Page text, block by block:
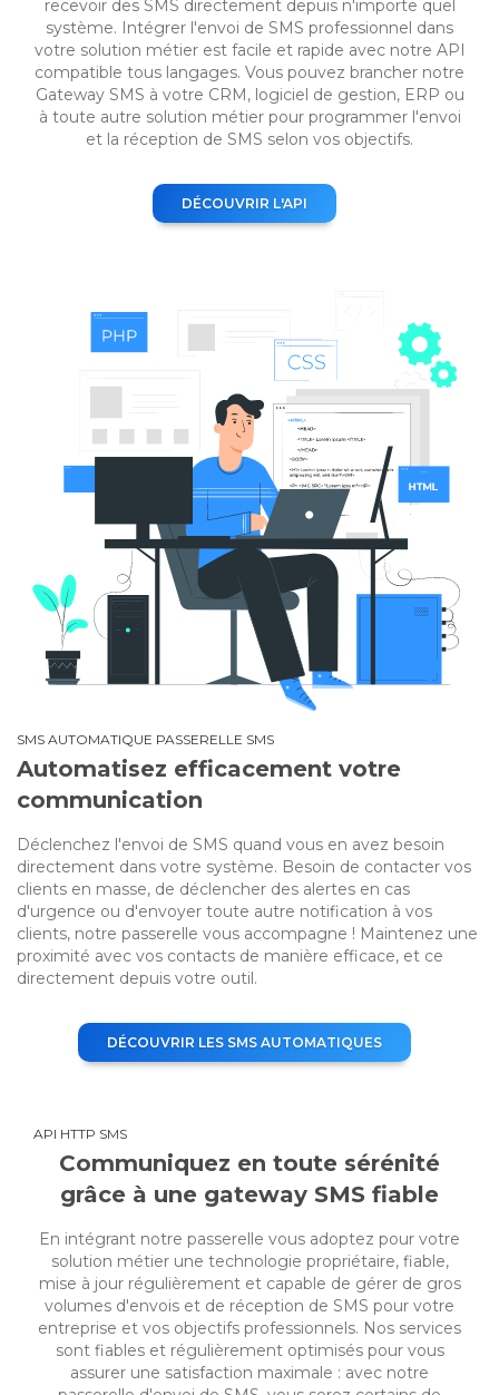
recevoir des SMS directement depuis n'importe quel
système. Intégrer l'envoi de SMS professionnel dans
votre solution métier est facile et rapide avec notre API
compatible tous langages. Vous pouvez brancher notre
Gateway SMS à votre CRM, logiciel de gestion, ERP ou
à toute autre solution métier pour programmer l'envoi
et la réception de SMS selon vos objectifs.
DÉCOUVRIR L'API
SMS AUTOMATIQUE PASSERELLE SMS
Automatisez efficacement votre
communication
Déclenchez l'envoi de SMS quand vous en avez besoin
directement dans votre système. Besoin de contacter vos
clients en masse, de déclencher des alertes en cas
d'urgence ou d'envoyer toute autre notification à vos
clients, notre passerelle vous accompagne ! Maintenez une
proximité avec vos contacts de manière efficace, et ce
directement depuis votre outil.
DÉCOUVRIR LES SMS AUTOMATIQUES
API HTTP SMS
Communiquez en toute sérénité
grâce à une gateway SMS fiable
En intégrant notre passerelle vous adoptez pour votre
solution métier une technologie propriétaire, fiable,
mise à jour régulièrement et capable de gérer de gros
volumes d'envois et de réception de SMS pour votre
entreprise et vos objectifs professionnels. Nos services
sont fiables et régulièrement optimisés pour vous
assurer une satisfaction maximale : avec notre